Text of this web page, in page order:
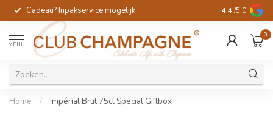
Cadeau? Inpakservice mogelijk Gratis
4.4 /5.0
MENU
0
Home / Impérial Brut 75cl Special Giftbox